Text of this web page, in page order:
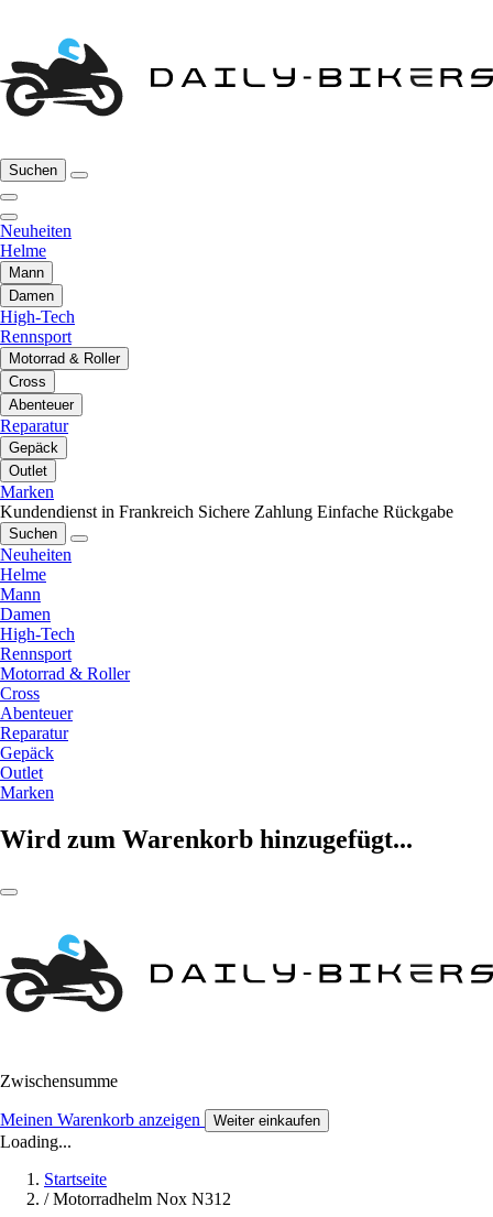
Suchen
Neuheiten
Helme
Mann
Damen
High-Tech
Rennsport
Motorrad & Roller
Cross
Abenteuer
Reparatur
Gepäck
Outlet
Marken
Kundendienst in Frankreich Sichere Zahlung Einfache Rückgabe
Suchen
Neuheiten
Helme
Mann
Damen
High-Tech
Rennsport
Motorrad & Roller
Cross
Abenteuer
Reparatur
Gepäck
Outlet
Marken
Wird zum Warenkorb hinzugefügt...
Zwischensumme
Meinen Warenkorb anzeigen Weiter einkaufen
Loading...
Startseite
/ Motorradhelm Nox N312